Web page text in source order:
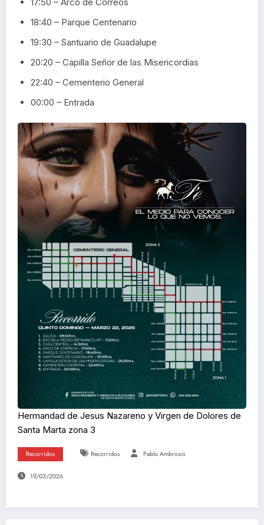
18:40 – Parque Centenario
19:30 – Santuario de Guadalupe
20:20 – Capilla Señor de las Misericordias
22:40 – Cementerio General
00:00 – Entrada
Hermandad de Jesus Nazareno y Virgen de Dolores de
Santa Marta zona 3
Recorridos Recorridos Pablo Ambrosio
19/03/2026